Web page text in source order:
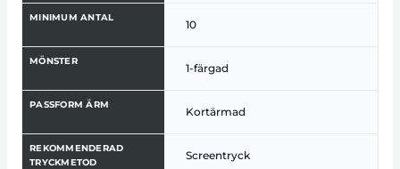
MINIMUM ANTAL
10
MÖNSTER
1-färgad
PASSFORM ÄRM
Kortärmad
REKOMMENDERAD
TRYCKMETOD
Screentryck